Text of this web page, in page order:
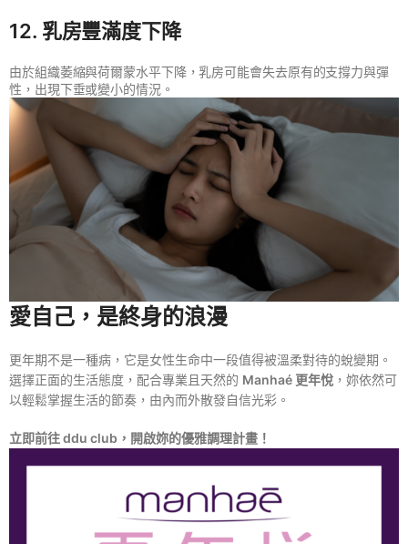
12. 乳房豐滿度下降
由於組織萎縮與荷爾蒙水平下降，乳房可能會失去原有的支撐力與彈
性，出現下垂或變小的情況。
愛自己，是終身的浪漫
更年期不是一種病，它是女性生命中一段值得被溫柔對待的蛻變期。
選擇正面的生活態度，配合專業且天然的 Manhaé 更年悅 ，妳依然可
以輕鬆掌握生活的節奏，由內而外散發自信光彩。
立即前往 ddu club，開啟妳的優雅調理計畫！